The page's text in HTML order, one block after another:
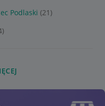
Podlaski (21)